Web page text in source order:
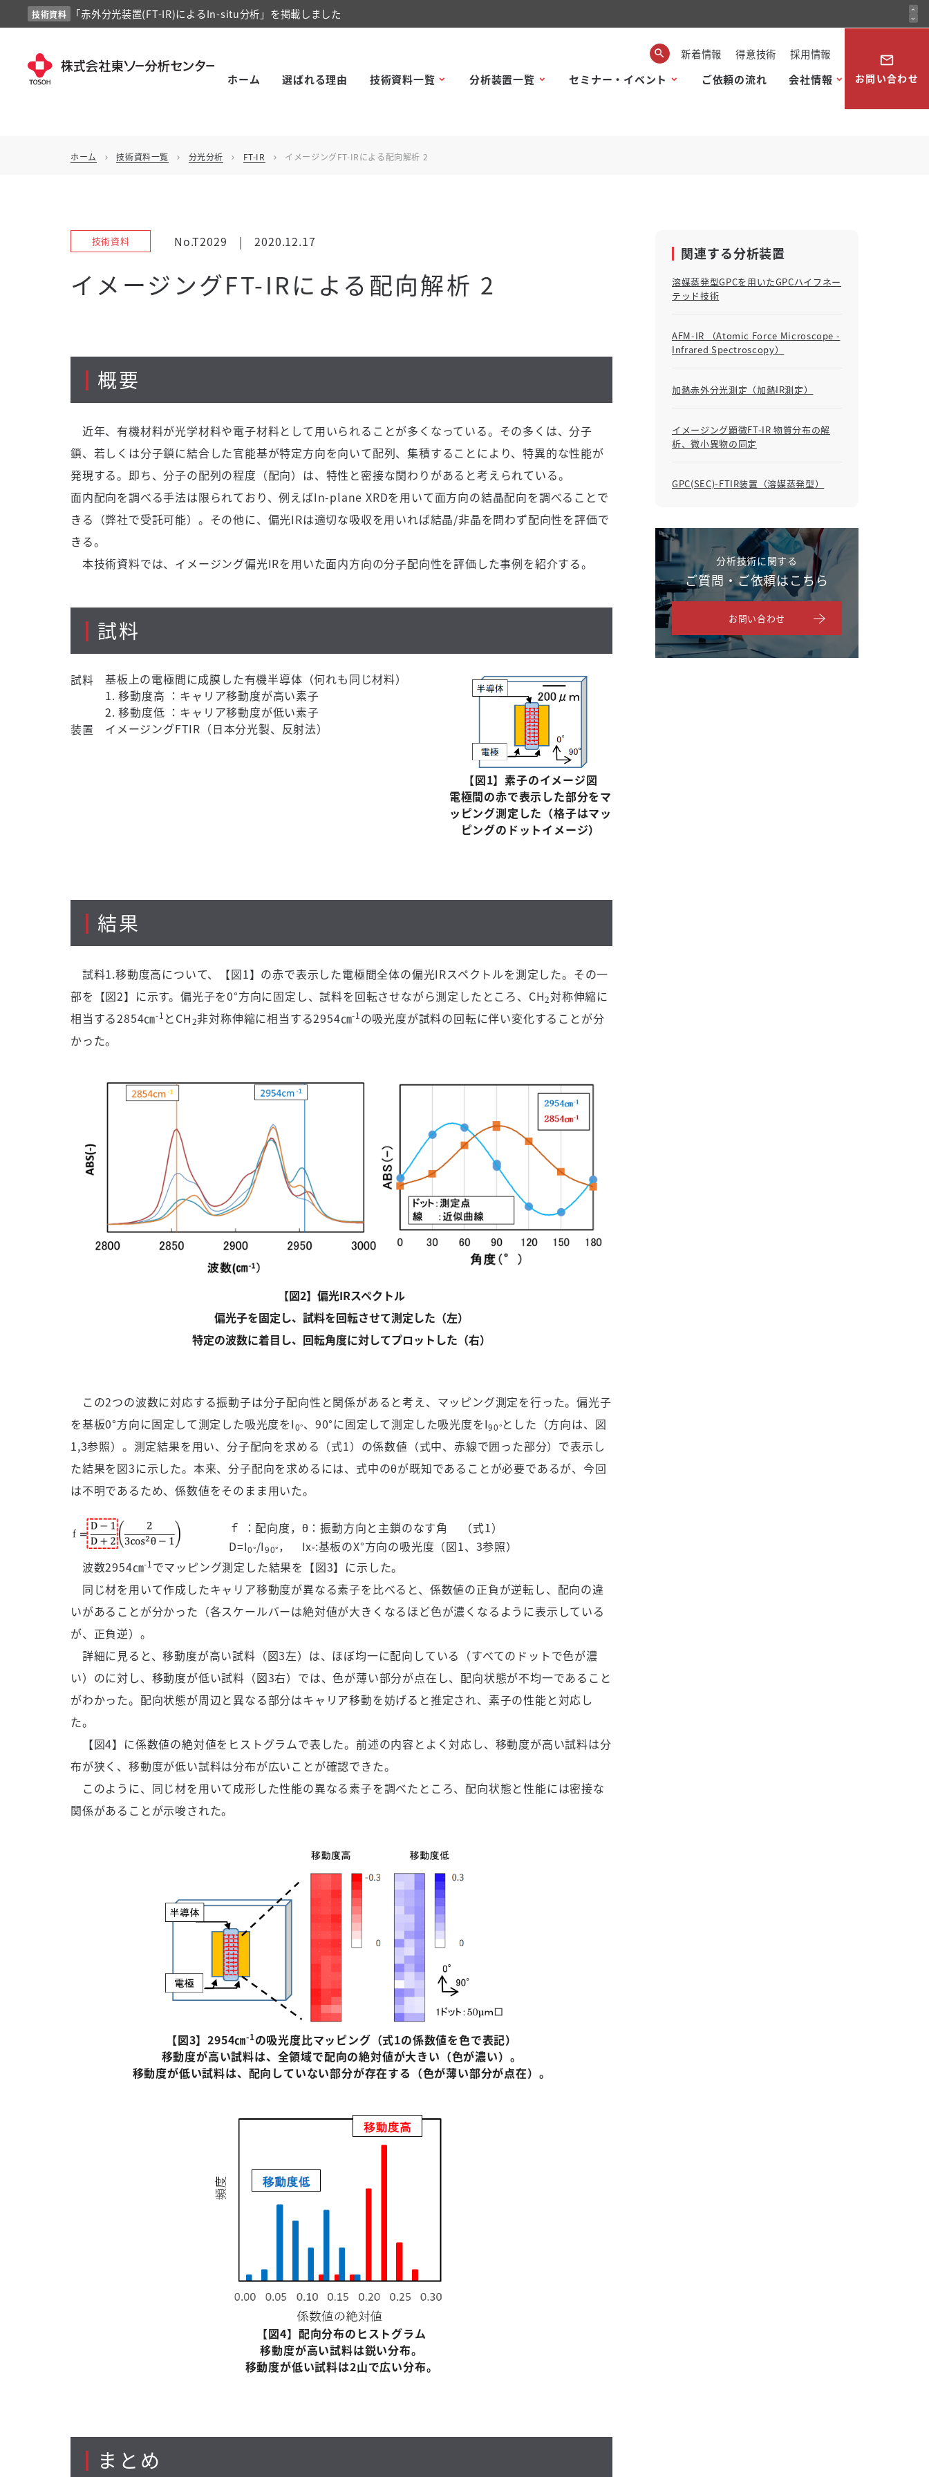
技術資料 「赤外分光装置(FT-IR)によるIn-situ分析」を掲載しました
expand_less
expand_more
新着情報 得意技術
採用情報
ホーム
選ばれる理由 技術資料一覧 分析装置一覧 セミナー・イベント ご依頼の流れ 会社情報
mail_outline
お問い合わせ
ホーム chevron_right 技術資料一覧 chevron_right 分光分析 chevron_right FT-IR chevron_right イメージングFT-IRによる配向解析 2
技術資料 No.T2029 | 2020.12.17
イメージングFT-IRによる配向解析 2
概要
近年、有機材料が光学材料や電子材料として用いられることが多くなっている。その多くは、分子
鎖、若しくは分子鎖に結合した官能基が特定方向を向いて配列、集積することにより、特異的な性能が
発現する。即ち、分子の配列の程度（配向）は、特性と密接な関わりがあると考えられている。
面内配向を調べる手法は限られており、例えばIn-plane XRDを用いて面方向の結晶配向を調べることで
きる（弊社で受託可能）。その他に、偏光IRは適切な吸収を用いれば結晶/非晶を問わず配向性を評価で
きる。
本技術資料では、イメージング偏光IRを用いた面内方向の分子配向性を評価した事例を紹介する。
試料
試料
基板上の電極間に成膜した有機半導体（何れも同じ材料）
1. 移動度高 ：キャリア移動度が高い素子
2. 移動度低 ：キャリア移動度が低い素子
装置
イメージングFTIR（日本分光製、反射法）
【図1】素子のイメージ図
電極間の赤で表示した部分をマ
ッピング測定した（格子はマッ
ピングのドットイメージ）
結果
試料1.移動度高について、【図1】の赤で表示した電極間全体の偏光IRスペクトルを測定した。その一
部を【図2】に示す。偏光子を0°方向に固定し、試料を回転させながら測定したところ、CH2対称伸縮に
相当する2854㎝-1 とCH2非対称伸縮に相当する2954㎝-1 の吸光度が試料の回転に伴い変化することが分
かった。
【図2】偏光IRスペクトル
偏光子を固定し、試料を回転させて測定した（左）
特定の波数に着目し、回転角度に対してプロットした（右）
この2つの波数に対応する振動子は分子配向性と関係があると考え、マッピング測定を行った。偏光子
を基板0°方向に固定して測定した吸光度をI0°、90°に固定して測定した吸光度をI90°とした（方向は、図
1,3参照）。測定結果を用い、分子配向を求める（式1）の係数値（式中、赤線で囲った部分）で表示し
た結果を図3に示した。本来、分子配向を求めるには、式中のθが既知であることが必要であるが、今回
は不明であるため、係数値をそのまま用いた。
ｆ ：配向度，θ：振動方向と主鎖のなす角 （式1）
D=I0°/I90°， Ix°:基板のX°方向の吸光度（図1、3参照）
波数2954㎝-1 でマッピング測定した結果を【図3】に示した。
同じ材を用いて作成したキャリア移動度が異なる素子を比べると、係数値の正負が逆転し、配向の違
いがあることが分かった（各スケールバーは絶対値が大きくなるほど色が濃くなるように表示している
が、正負逆）。
詳細に見ると、移動度が高い試料（図3左）は、ほぼ均一に配向している（すべてのドットで色が濃
い）のに対し、移動度が低い試料（図3右）では、色が薄い部分が点在し、配向状態が不均一であること
がわかった。配向状態が周辺と異なる部分はキャリア移動を妨げると推定され、素子の性能と対応し
た。
【図4】に係数値の絶対値をヒストグラムで表した。前述の内容とよく対応し、移動度が高い試料は分
布が狭く、移動度が低い試料は分布が広いことが確認できた。
このように、同じ材を用いて成形した性能の異なる素子を調べたところ、配向状態と性能には密接な
関係があることが示唆された。
【図3】2954㎝-1の吸光度比マッピング（式1の係数値を色で表記）
移動度が高い試料は、全領域で配向の絶対値が大きい（色が濃い）。
移動度が低い試料は、配向していない部分が存在する（色が薄い部分が点在）。
【図4】配向分布のヒストグラム
移動度が高い試料は鋭い分布。
移動度が低い試料は2山で広い分布。
まとめ
関連する分析装置
溶媒蒸発型GPCを用いたGPCハイフネー
テッド技術
AFM-IR （Atomic Force Microscope -
Infrared Spectroscopy）
加熱赤外分光測定（加熱IR測定）
イメージング顕微FT-IR 物質分布の解
析、微小異物の同定
GPC(SEC)-FTIR装置（溶媒蒸発型）
分析技術に関する
ご質問・ご依頼はこちら
お問い合わせ